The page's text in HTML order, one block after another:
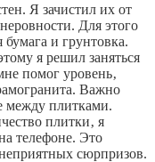
Я зачистил их от
Для этого
и грунтовка.
я решил заняться
помог уровень‚
Важно
между плитками.
плитки‚ я
телефоне. Это
сюрпризов.